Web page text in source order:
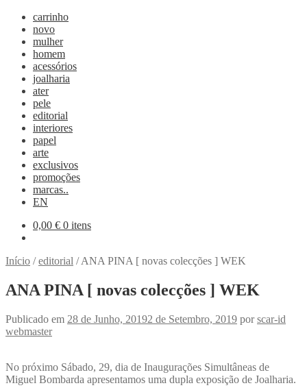
carrinho
novo
mulher
homem
acessórios
joalharia
ater
pele
editorial
interiores
papel
arte
exclusivos
promoções
marcas..
EN
0,00 € 0 itens
Início /editorial /ANA PINA [ novas colecções ] WEK
ANA PINA [ novas colecções ] WEK
Publicado em 28 de Junho, 20192 de Setembro, 2019 porscar-id
webmaster
No próximo Sábado, 29, dia de Inaugurações Simultâneas de
Miguel Bombarda apresentamos uma dupla exposição de Joalharia.